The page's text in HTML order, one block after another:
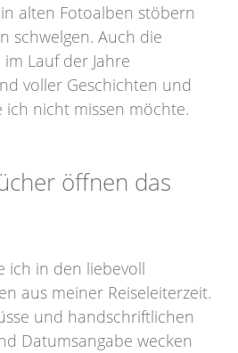
alten Fotoalben stöbern
schwelgen. Auch die
Lauf der Jahre
voller Geschichten und
ich nicht missen möchte.
öffnen das
ich in den liebevoll
aus meiner Reiseleiterzeit.
und handschriftlichen
Datumsangabe wecken